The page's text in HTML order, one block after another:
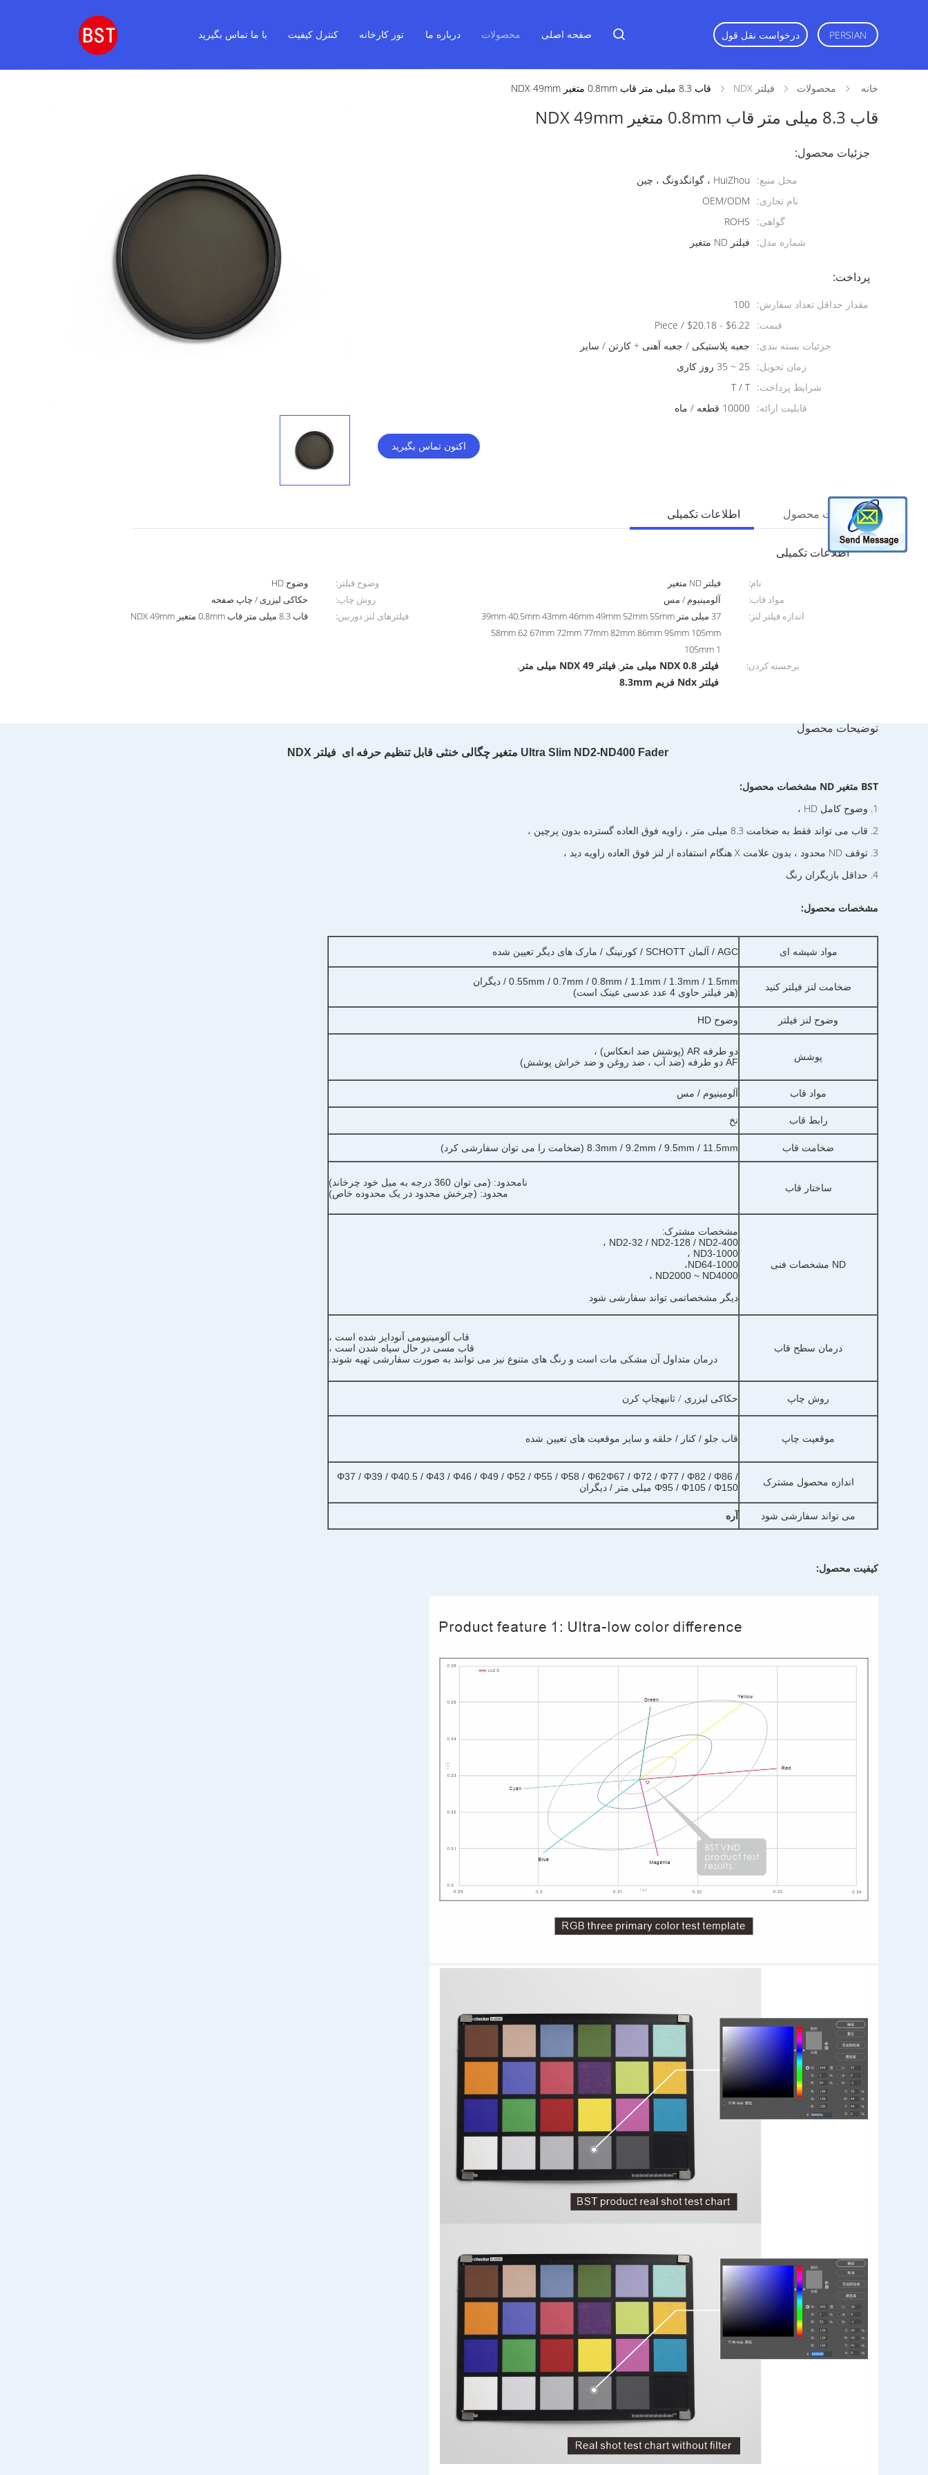
صفحه اصلی محصولات درباره ما تور کارخانه کنترل کیفیت با ما تماس بگیرید درخواست نقل قول PERSIAN
خانه محصولات فیلتر NDX قاب 8.3 میلی متر قاب 0.8mm متغیر NDX 49mm
قاب 8.3 میلی متر قاب 0.8mm متغیر NDX 49mm
جزئیات محصول:
محل منبع:
HuiZhou ، گوانگدونگ ، چین
نام تجاری:
OEM/ODM
گواهی:
ROHS
شماره مدل:
فیلتر ND متغیر
پرداخت:
مقدار حداقل تعداد سفارش: 100
قیمت:
$6.22 - $20.18 / Piece
جزئیات بسته بندی:
جعبه پلاستیکی / جعبه آهنی + کارتن / سایر
زمان تحویل:
25 ~ 35 روز کاری
شرایط پرداخت: T / T
قابلیت ارائه: 10000 قطعه / ماه
اکنون تماس بگیرید
اطلاعات تکمیلی توضیحات محصول
اطلاعات تکمیلی
نام: فیلتر ND متغیر وضوح فیلتر:
وضوح HD
مواد قاب:
آلومینیوم / مس روش چاپ:
حکاکی لیزری / چاپ صفحه
اندازه فیلتر لنز:
37 میلی متر 39mm 40.5mm 43mm 46mm 49mm 52mm 55mm
58mm 62 67mm 72mm 77mm 82mm 86mm 95mm 105mm
105mm 1
فیلترهای لنز دوربین: قاب 8.3 میلی متر قاب 0.8mm متغیر NDX 49mm
برجسته کردن: فیلتر NDX 0.8 میلی متر ,فیلتر NDX 49 میلی متر ,
فیلتر Ndx فریم 8.3mm
توضیحات محصول
Ultra Slim ND2-ND400 Fader متغیر چگالی خنثی قابل تنظیم حرفه ای فیلتر NDX
BST متغیر ND
مشخصات محصول:
1. وضوح کامل HD ،
2. قاب می تواند فقط به ضخامت 8.3 میلی متر ، زاویه فوق العاده گسترده بدون پرچین ،
3. توقف ND محدود ، بدون علامت X هنگام استفاده از لنز فوق العاده زاویه دید ،
4. حداقل بازیگران رنگ
مشخصات محصول:
مواد شیشه ای AGC / آلمان SCHOTT / کورنینگ / مارک های دیگر تعیین شده
ضخامت لنز فیلتر کنید
0.55mm / 0.7mm / 0.8mm / 1.1mm / 1.3mm / 1.5mm / دیگران
(هر فیلتر حاوی 4 عدد عدسی عینک است)
وضوح لنز فیلتر وضوح HD
پوشش
دو طرفه AR (پوشش ضد انعکاس) ،
AF دو طرفه (ضد آب ، ضد روغن و ضد خراش پوشش)
مواد قاب آلومینیوم / مس
رابط قاب نخ
ضخامت قاب 8.3mm / 9.2mm / 9.5mm / 11.5mm (ضخامت را می توان سفارشی کرد)
ساختار قاب
نامحدود: (می توان 360 درجه به میل خود چرخاند)
محدود: (چرخش محدود در یک محدوده خاص)
ND مشخصات فنی
مشخصات مشترک:
ND2-32 / ND2-128 / ND2-400 ،
ND3-1000 ،
ND64-1000،
ND2000 ~ ND4000 ،
دیگر مشخصاتمی تواند سفارشی شود
درمان سطح قاب
قاب آلومینیومی آنودایز شده است ،
قاب مسی در حال سیاه شدن است ،
درمان متداول آن مشکی مات است و رنگ های متنوع نیز می توانند به صورت سفارشی تهیه شوند.
روش چاپ حکاکی لیزری / ثانیهچاپ کرن
موقعیت چاپ قاب جلو / کنار / حلقه و سایر موقعیت های تعیین شده
اندازه محصول مشترک
Φ37 / Φ39 / Φ40.5 / Φ43 / Φ46 / Φ49 / Φ52 / Φ55 / Φ58 / Φ62Φ67 / Φ72 / Φ77 / Φ82 / Φ86 /
Φ95 / Φ105 / Φ150 میلی متر / دیگران
می تواند سفارشی شود آره
کیفیت محصول: